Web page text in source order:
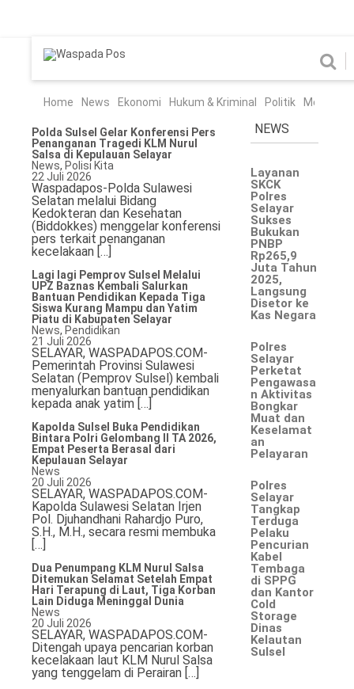
Ekonomi Hukum & Kriminal
Politik Metro
Hiburan Pendidikan
Edukasi Tekno
Chanel
Home
News
Ekonomi
Hukum & Kriminal
Politik
Metro
Hiburan
Pendidikan
Edukasi
Tekno
Home News Ekonomi Hukum & Kriminal Politik Metro
NEWS
Layanan
SKCK
Polres
Selayar
Sukses
Bukukan
PNBP
Rp265,9
Juta Tahun
2025,
Langsung
Disetor ke
Kas Negara
Polres
Selayar
Perketat
Pengawasa
n Aktivitas
Bongkar
Muat dan
Keselamat
an
Pelayaran
Polres
Selayar
Tangkap
Terduga
Pelaku
Pencurian
Kabel
Tembaga
di SPPG
dan Kantor
Cold
Storage
Dinas
Kelautan
Sulsel
Polda Sulsel Gelar Konferensi Pers
Penanganan Tragedi KLM Nurul
Salsa di Kepulauan Selayar
News, Polisi Kita
22 Juli 2026
Waspadapos-Polda Sulawesi
Selatan melalui Bidang
Kedokteran dan Kesehatan
(Biddokkes) menggelar konferensi
pers terkait penanganan
kecelakaan […]
Lagi lagi Pemprov Sulsel Melalui
UPZ Baznas Kembali Salurkan
Bantuan Pendidikan Kepada Tiga
Siswa Kurang Mampu dan Yatim
Piatu di Kabupaten Selayar
News, Pendidikan
21 Juli 2026
SELAYAR, WASPADAPOS.COM-
Pemerintah Provinsi Sulawesi
Selatan (Pemprov Sulsel) kembali
menyalurkan bantuan pendidikan
kepada anak yatim […]
Kapolda Sulsel Buka Pendidikan
Bintara Polri Gelombang II TA 2026,
Empat Peserta Berasal dari
Kepulauan Selayar
News
20 Juli 2026
SELAYAR, WASPADAPOS.COM-
Kapolda Sulawesi Selatan Irjen
Pol. Djuhandhani Rahardjo Puro,
S.H., M.H., secara resmi membuka
[…]
Dua Penumpang KLM Nurul Salsa
Ditemukan Selamat Setelah Empat
Hari Terapung di Laut, Tiga Korban
Lain Diduga Meninggal Dunia
News
20 Juli 2026
SELAYAR, WASPADAPOS.COM-
Ditengah upaya pencarian korban
kecelakaan laut KLM Nurul Salsa
yang tenggelam di Perairan […]